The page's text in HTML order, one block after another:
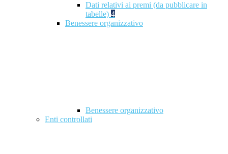
Dati relativi ai premi (da pubblicare in
tabelle) 4
Benessere organizzativo
Benessere organizzativo
Enti controllati